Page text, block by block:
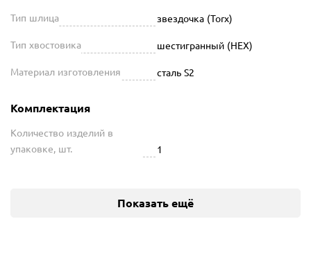
Тип шлица звездочка (Torx)
Тип хвостовика шестигранный (HEX)
Материал изготовления сталь S2
Комплектация
Количество изделий в
упаковке, шт.
1
Показать ещё